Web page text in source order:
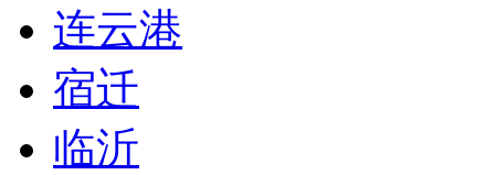
连云港
宿迁
临沂